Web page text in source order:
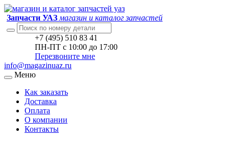
Запчасти УАЗ магазин и каталог запчастей
+7 (495) 510 83 41
ПН-ПТ с 10:00 до 17:00
Перезвоните мне
info@magazinuaz.ru
Меню
Как заказать
Доставка
Оплата
О компании
Контакты